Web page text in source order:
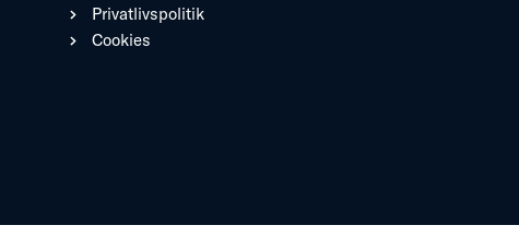
Privatlivspolitik
Cookies